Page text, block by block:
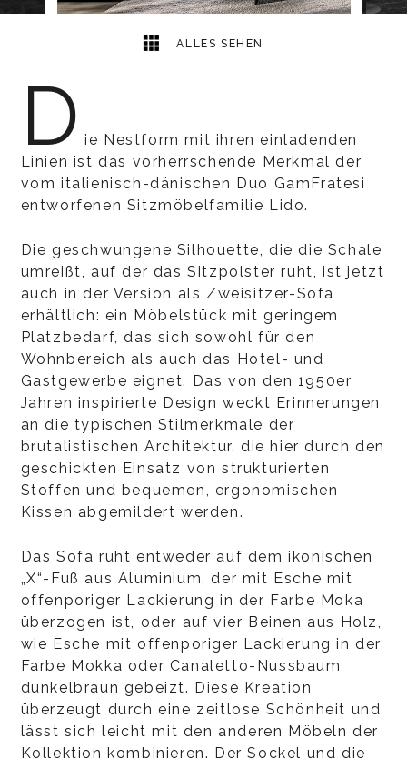
ALLES SEHEN
D ie Nestform mit ihren einladenden
Linien ist das vorherrschende Merkmal der
vom italienisch-dänischen Duo GamFratesi
entworfenen Sitzmöbelfamilie Lido.
Die geschwungene Silhouette, die die Schale
umreißt, auf der das Sitzpolster ruht, ist jetzt
auch in der Version als Zweisitzer-Sofa
erhältlich: ein Möbelstück mit geringem
Platzbedarf, das sich sowohl für den
Wohnbereich als auch das Hotel- und
Gastgewerbe eignet. Das von den 1950er
Jahren inspirierte Design weckt Erinnerungen
an die typischen Stilmerkmale der
brutalistischen Architektur, die hier durch den
geschickten Einsatz von strukturierten
Stoffen und bequemen, ergonomischen
Kissen abgemildert werden.
Das Sofa ruht entweder auf dem ikonischen
„X“-Fuß aus Aluminium, der mit Esche mit
offenporiger Lackierung in der Farbe Moka
überzogen ist, oder auf vier Beinen aus Holz,
wie Esche mit offenporiger Lackierung in der
Farbe Mokka oder Canaletto-Nussbaum
dunkelbraun gebeizt. Diese Kreation
überzeugt durch eine zeitlose Schönheit und
lässt sich leicht mit den anderen Möbeln der
Kollektion kombinieren. Der Sockel und die